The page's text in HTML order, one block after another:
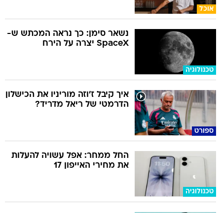
אוכל
טכנולוגיה
נשאר סימן: כך נראה המכתש ש-
SpaceX יצרה על הירח
ספורט
איך קיבל ז'וזה מוריניו את הכישלון
הדרמטי של ריאל מדריד?
טכנולוגיה
החל ממחר: אפל עשויה להעלות
את מחירי האייפון 17